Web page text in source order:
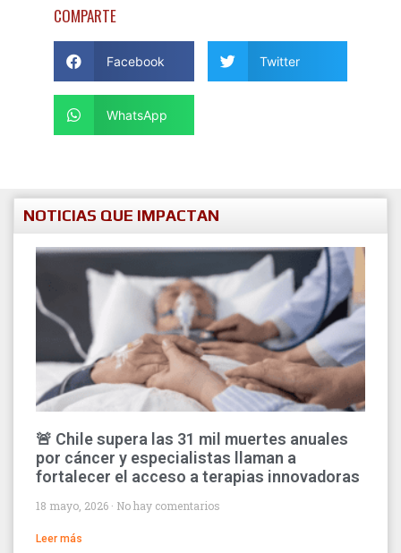
COMPARTE
Facebook Twitter
WhatsApp
NOTICIAS QUE IMPACTAN
🚨 Chile supera las 31 mil muertes anuales
por cáncer y especialistas llaman a
fortalecer el acceso a terapias innovadoras
18 mayo, 2026 No hay comentarios
Leer más